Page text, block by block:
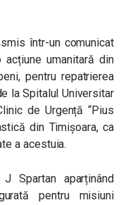
într-un comunicat
umanitară din
pentru repatrierea
la Spitalul Universitar
de Urgență “Pius
din Timișoara, ca
a acestuia.
Spartan aparținând
pentru misiuni